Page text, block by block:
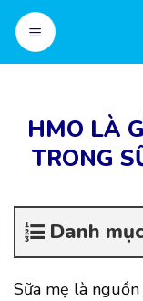
Skip
content
HMO LÀ
TRONG
Danh
Sữa mẹ là